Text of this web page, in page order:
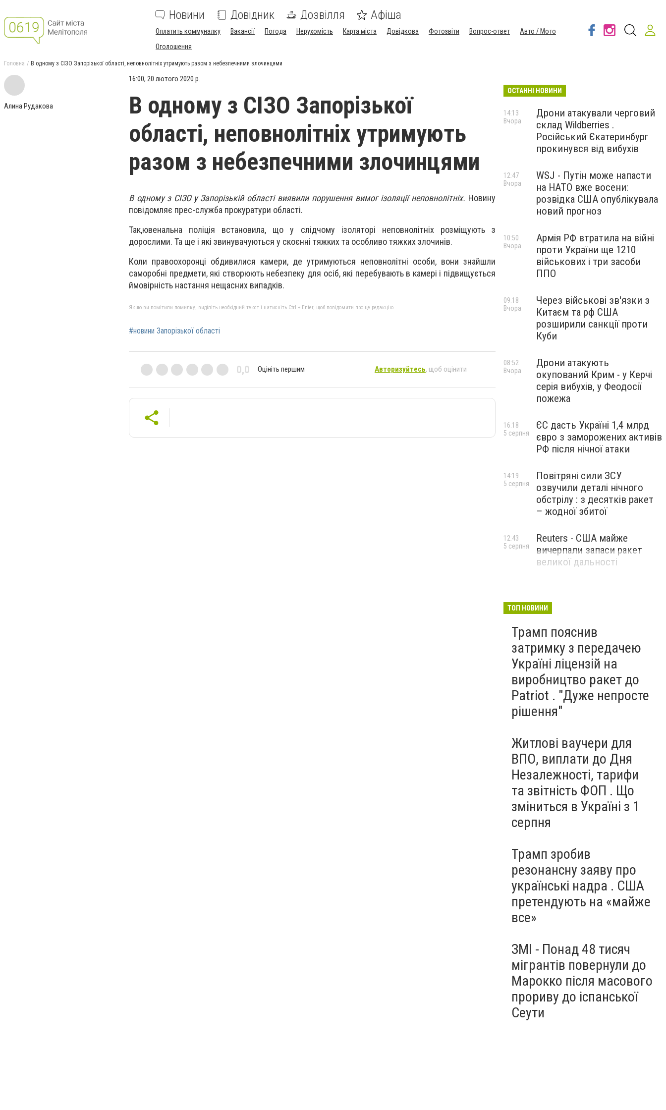
Новини Довідник Дозвілля Афіша
Оплатить коммуналку Вакансії Погода Нерухомість Карта міста Довідкова Фотозвіти Вопрос-ответ
Авто / Мото
Оголошення
Головна В одному з СІЗО Запорізької області, неповнолітніх утримують разом з небезпечними злочинцями
Алина Рудакова
16:00, 20 лютого 2020 р.
В одному з СІЗО Запорізької
області, неповнолітніх утримують
разом з небезпечними злочинцями
В одному з СІЗО у Запорізькій області виявили порушення вимог ізоляції неповнолітніх. Новину
повідомляє прес-служба прокуратури області.
Так,ювенальна поліція встановила, що у слідчому ізоляторі неповнолітніх розміщують з
дорослими. Та ще і які звинувачуються у скоєнні тяжких та особливо тяжких злочинів.
Коли правоохоронці обдивилися камери, де утримуються неповнолітні особи, вони знайшли
саморобні предмети, які створюють небезпеку для осіб, які перебувають в камері і підвищується
ймовірність настання нещасних випадків.
Якщо ви помітили помилку, виділіть необхідний текст і натисніть Ctrl + Enter, щоб повідомити про це редакцію
#новини Запорізької області
0,0 Оцініть першим Авторизуйтесь, щоб оцінити
ОСТАННІ НОВИНИ
Дрони атакували черговий
склад Wildberries .
Російський Єкатеринбург
прокинувся від вибухів
14:13
Вчора
WSJ - Путін може напасти
на НАТО вже восени:
розвідка США опублікувала
новий прогноз
12:47
Вчора
Армія РФ втратила на війні
проти України ще 1210
військових і три засоби
ППО
10:50
Вчора
Через військові зв'язки з
Китаєм та рф США
розширили санкції проти
Куби
09:18
Вчора
Дрони атакують
окупований Крим - у Керчі
серія вибухів, у Феодосії
пожежа
08:52
Вчора
ЄС дасть Україні 1,4 млрд
євро з заморожених активів
РФ після нічної атаки
16:18
5 серпня
Повітряні сили ЗСУ
озвучили деталі нічного
обстрілу : з десятків ракет
– жодної збитої
14:19
5 серпня
Reuters - США майже
вичерпали запаси ракет
великої дальності
12:43
5 серпня
ТОП НОВИНИ
Трамп пояснив
затримку з передачею
Україні ліцензій на
виробництво ракет до
Patriot . "Дуже непросте
рішення"
Житлові ваучери для
ВПО, виплати до Дня
Незалежності, тарифи
та звітність ФОП . Що
зміниться в Україні з 1
серпня
Трамп зробив
резонансну заяву про
українські надра . США
претендують на «майже
все»
ЗМІ - Понад 48 тисяч
мігрантів повернули до
Марокко після масового
прориву до іспанської
Сеути